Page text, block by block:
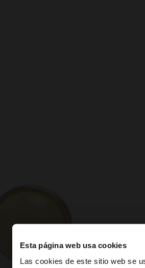
Esta página web usa cookies
Las cookies de este sitio web se